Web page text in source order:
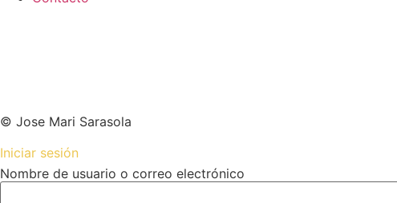
© Jose Mari Sarasola
Iniciar sesión
Nombre de usuario o correo electrónico